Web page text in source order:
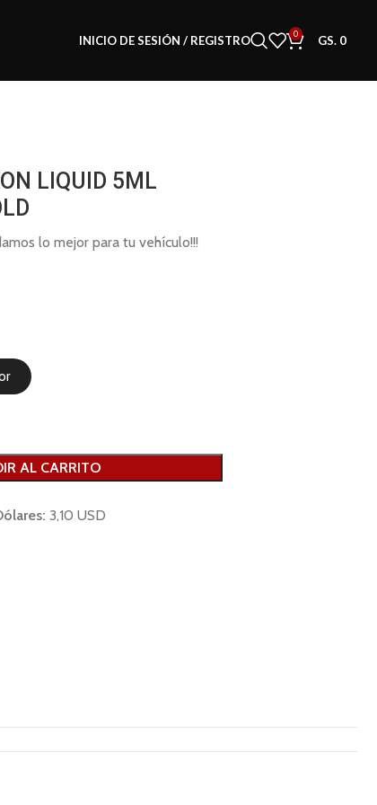
INICIO DE SESIÓN / REGISTRO 0 GS. 0
LIQUID 5ML
lo mejor para tu vehículo!!!
AL CARRITO
3,10 USD